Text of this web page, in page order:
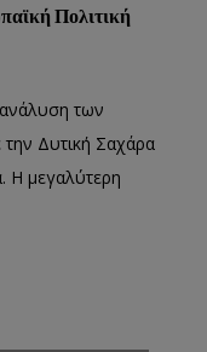
Πολιτική
των
Δυτική Σαχάρα
Η μεγαλύτερη